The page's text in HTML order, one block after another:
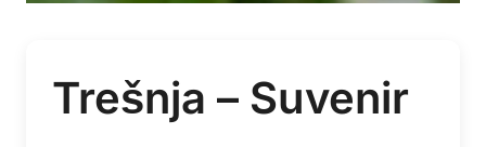
Trešnja – Suvenir